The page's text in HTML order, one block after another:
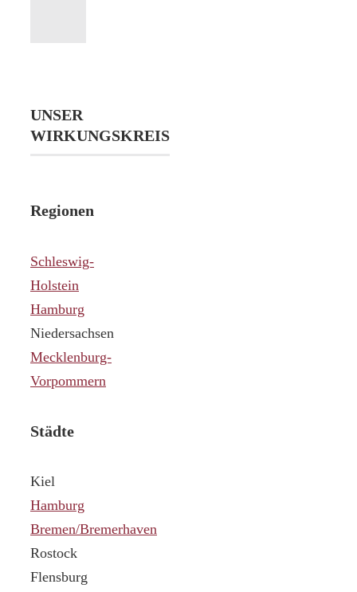
UNSER
WIRKUNGSKREIS
Regionen
Schleswig-
Holstein
Hamburg
Niedersachsen
Mecklenburg-
Vorpommern
Städte
Kiel
Hamburg
Bremen/Bremerhaven
Rostock
Flensburg